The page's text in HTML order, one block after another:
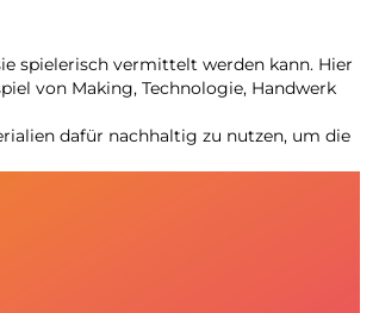
spielerisch vermittelt werden kann. Hier
von Making, Technologie, Handwerk
dafür nachhaltig zu nutzen, um die